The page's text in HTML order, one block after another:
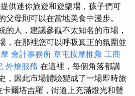
供迷你旅遊和遊樂場，孩子們可
父母則可以在當地美食中漫步。
的人，建議參觀不太知名的市場，
，在那裡您可以呼吸真正的氛圍並
會計事務所 草屯按摩推薦 工商
外燴服務 在這裡，每個角落都講
，因此市場體驗變成了一場即時旅
卡爾塔吉羅，街道上充滿燈光和聲